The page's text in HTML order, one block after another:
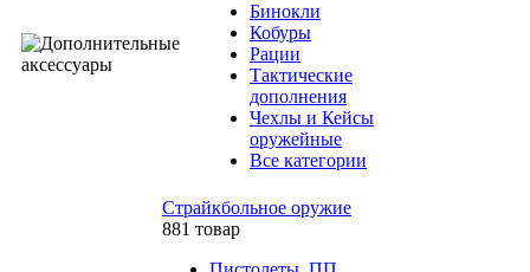
Бинокли
Кобуры
Рации
Тактические
дополнения
Чехлы и Кейсы
оружейные
Все категории
Страйкбольное оружие
881 товар